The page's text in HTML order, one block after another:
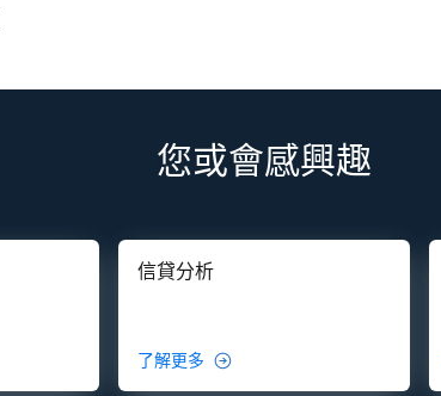
您或會感興趣
信貸分析
了解更多